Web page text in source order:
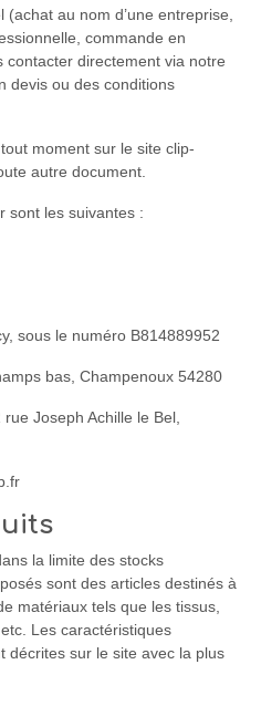
au nom d’une entreprise,
commande en
directement via notre
devis ou des conditions
moment sur le site clip-
autre document.
sont les suivantes :
sous le numéro B814889952
bas, Champenoux 54280
Joseph Achille le Bel,
la limite des stocks
sont des articles destinés à
matériaux tels que les tissus,
Les caractéristiques
décrites sur le site avec la plus